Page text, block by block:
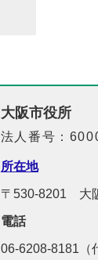
大阪市役所
法人番号：
所在地
〒530-8201 大
電話
06-6208-8181（